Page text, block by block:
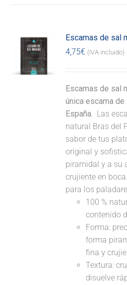
Escamas de sal
4,75€ (IVA incluido)
Escamas de sal
única escama de
España. Las
natural Bras del
sabor de tus
original y
piramidal y a su
crujiente en
para los
100 %
contenido
Forma:
forma
fina y
Textura:
disuelve